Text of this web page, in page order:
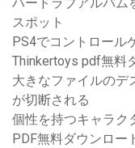
ハードラブアルバム
スポット
PS4でコントロール
Thinkertoys pdf無料
大きなファイルのデ
が切断される
個性を持つキャラク
PDF無料ダウンロー